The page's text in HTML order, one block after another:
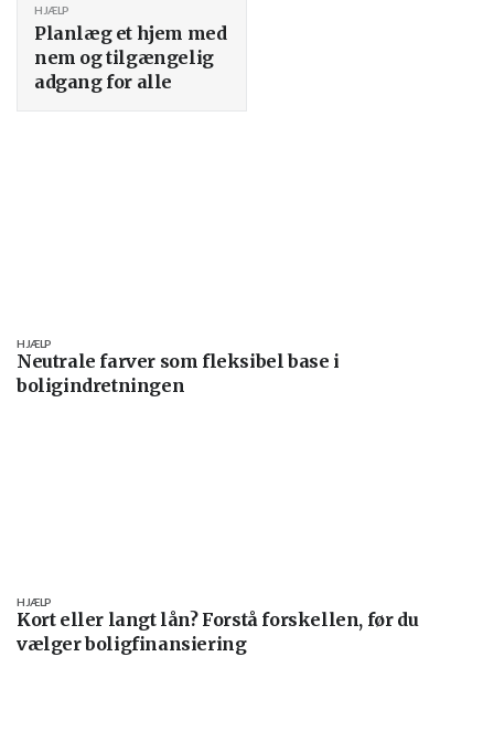
Planlæg et hjem med
nem og tilgængelig
adgang for alle
HJÆLP
Neutrale farver som fleksibel base i
boligindretningen
HJÆLP
Kort eller langt lån? Forstå forskellen, før du
vælger boligfinansiering
HJÆLP